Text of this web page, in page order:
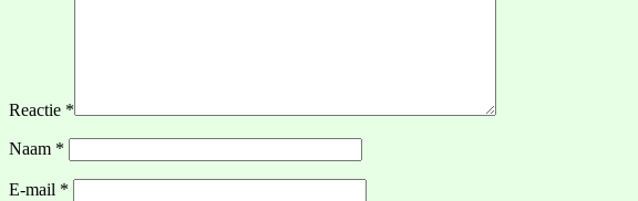
Reactie *
Naam *
E-mail *